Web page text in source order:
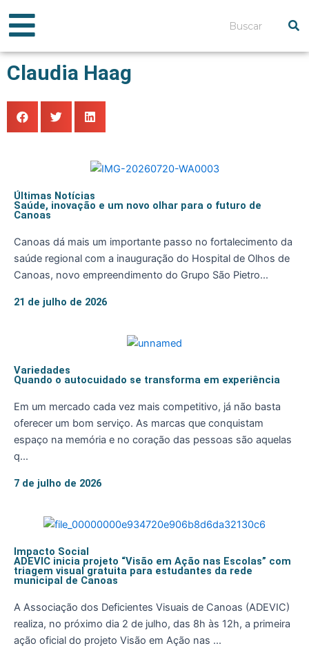
para
conteúdo
Pesquisar
Claudia Haag
Últimas Notícias
Saúde, inovação e um novo olhar para o futuro de
Canoas
Canoas dá mais um importante passo no fortalecimento da
saúde regional com a inauguração do Hospital de Olhos de
Canoas, novo empreendimento do Grupo São Pietro...
21 de julho de 2026
Variedades
Quando o autocuidado se transforma em experiência
Em um mercado cada vez mais competitivo, já não basta
oferecer um bom serviço. As marcas que conquistam
espaço na memória e no coração das pessoas são aquelas
q...
7 de julho de 2026
Impacto Social
ADEVIC inicia projeto “Visão em Ação nas Escolas” com
triagem visual gratuita para estudantes da rede
municipal de Canoas
A Associação dos Deficientes Visuais de Canoas (ADEVIC)
realiza, no próximo dia 2 de julho, das 8h às 12h, a primeira
ação oficial do projeto Visão em Ação nas ...